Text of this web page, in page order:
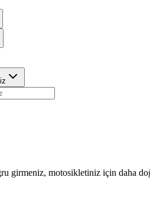
girmeniz, motosikletiniz için daha